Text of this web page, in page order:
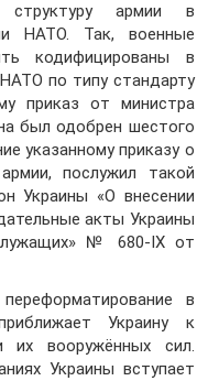
структуру армии в
НАТО. Так, военные
кодифицированы в
по типу стандарту
приказ от министра
был одобрен шестого
указанному приказу о
послужил такой
Украины «О внесении
акты Украины
№ 680-IX от
в
Украину к
их вооружённых сил.
Украины вступает